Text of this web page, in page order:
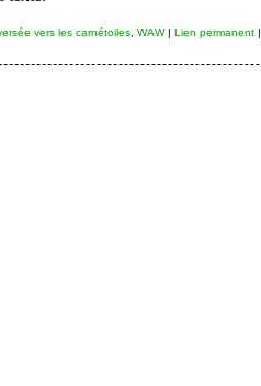
vers les carnétoiles, WAW| Lien permanent|